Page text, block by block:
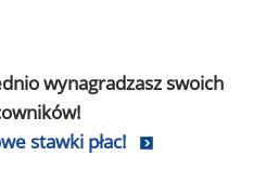
wynagradzasz swoich
stawki płac!